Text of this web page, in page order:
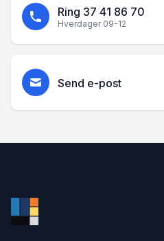
Ring 37 41 86 70
Hverdager 09-12
Send e-post